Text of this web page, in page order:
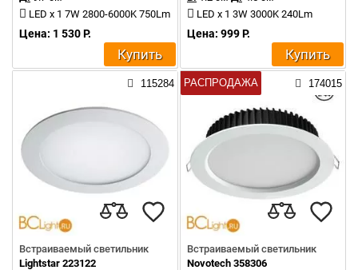
LED x 1 7W 2800-6000K 750Lm
Цена: 1 530 Р.
Купить
LED x 1 3W 3000K 240Lm
Цена: 999 Р.
Купить
115284
Встраиваемый светильник
Lightstar 223122
РАСПРОДАЖА 174015
Встраиваемый светильник
Novotech 358306